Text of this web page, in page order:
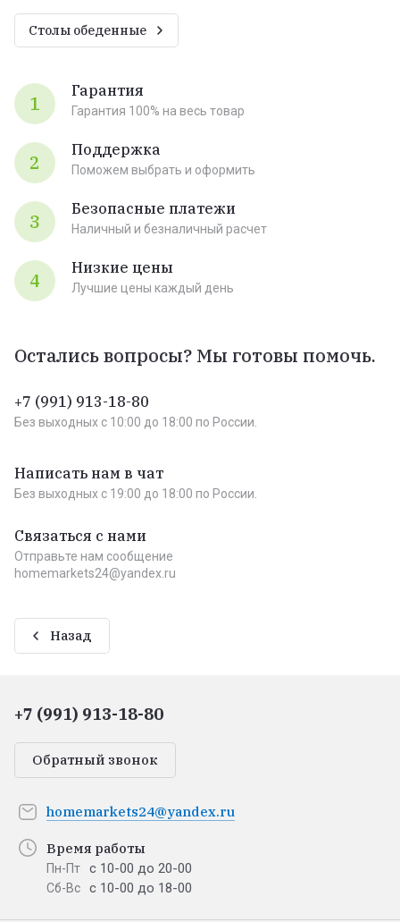
Столы обеденные
1
Гарантия
Гарантия 100% на весь товар
2
Поддержка
Поможем выбрать и оформить
3
Безопасные платежи
Наличный и безналичный расчет
4
Низкие цены
Лучшие цены каждый день
Остались вопросы? Мы готовы помочь.
+7 (991) 913-18-80
Без выходных c 10:00 до 18:00 по России.
Написать нам в чат
Без выходных c 19:00 до 18:00 по России.
Связаться с нами
Отправьте нам сообщение
homemarkets24@yandex.ru
Назад
+7 (991) 913-18-80
Обратный звонок
homemarkets24@yandex.ru
Время работы
Пн-Пт с 10-00 до 20-00
Сб-Вс с 10-00 до 18-00